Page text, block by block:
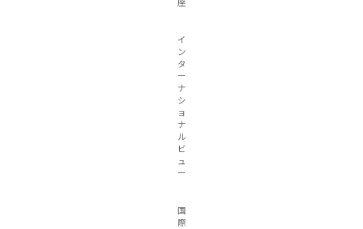
座
イ
ン
タ
ー
ナ
シ
ョ
ナ
ル
ビ
ュ
ー
国
際